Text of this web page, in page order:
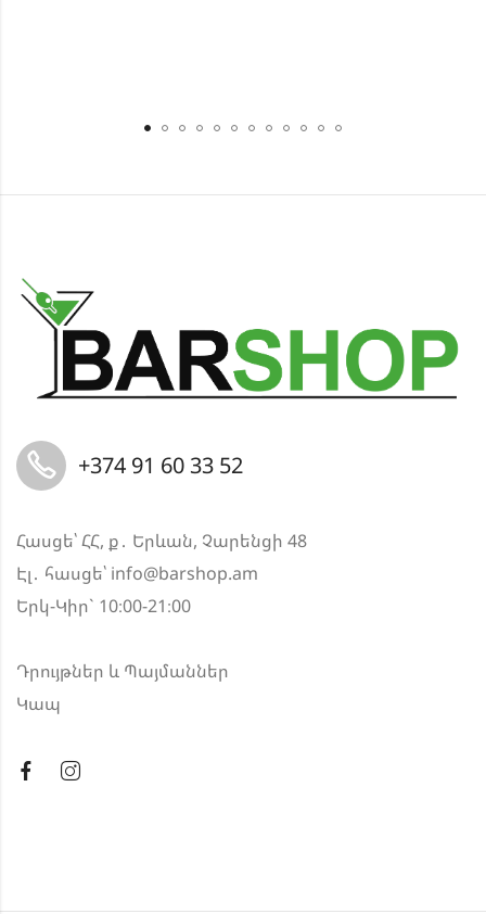
+374 91 60 33 52
Հասցե՝ ՀՀ, ք․ Երևան, Չարենցի 48
Էլ․ հասցե՝ info@barshop.am
Երկ-Կիր` 10։00-21։00
Դրույթներ և Պայմաններ
Կապ